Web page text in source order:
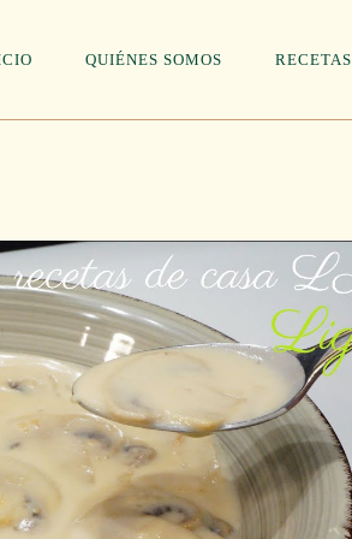
QUIÉNES SOMOS RECETAS